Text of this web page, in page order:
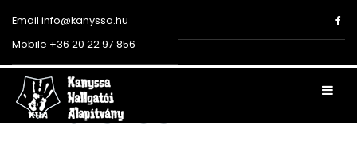
Email info@kanyssa.hu
Mobile +36 20 22 97 856
Articles